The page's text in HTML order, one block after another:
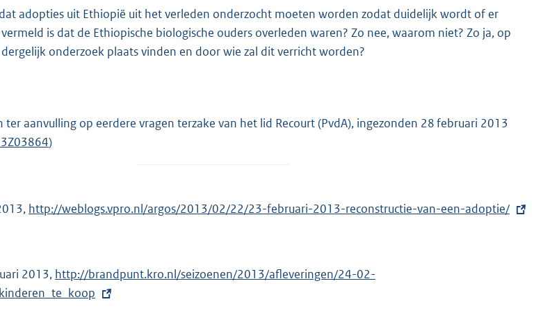
adopties uit Ethiopië uit het verleden onderzocht moeten worden zodat duidelijk wordt of er
is dat de Ethiopische biologische ouders overleden waren? Zo nee, waarom niet? Zo ja, op
onderzoek plaats vinden en door wie zal dit verricht worden?
ter aanvulling op eerdere vragen terzake van het lid Recourt (PvdA), ingezonden 28 februari 2013
)
E
r
n
http://weblogs.vpro.nl/argos/2013/02/22/23-februari-2013-reconstructie-van-een-adoptie/
2013, E
x
http://brandpunt.kro.nl/seizoenen/2013/afleveringen/24-02-